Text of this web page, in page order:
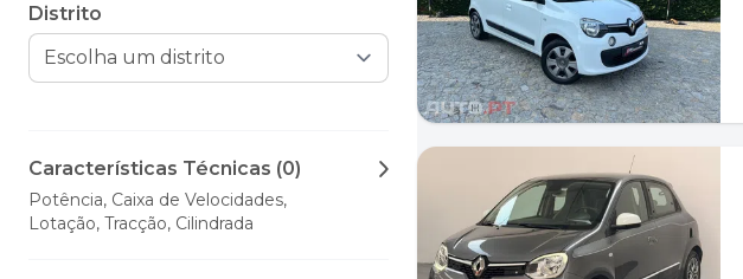
Distrito
Características Técnicas (0)
Potência, Caixa de Velocidades,
Lotação, Tracção, Cilindrada